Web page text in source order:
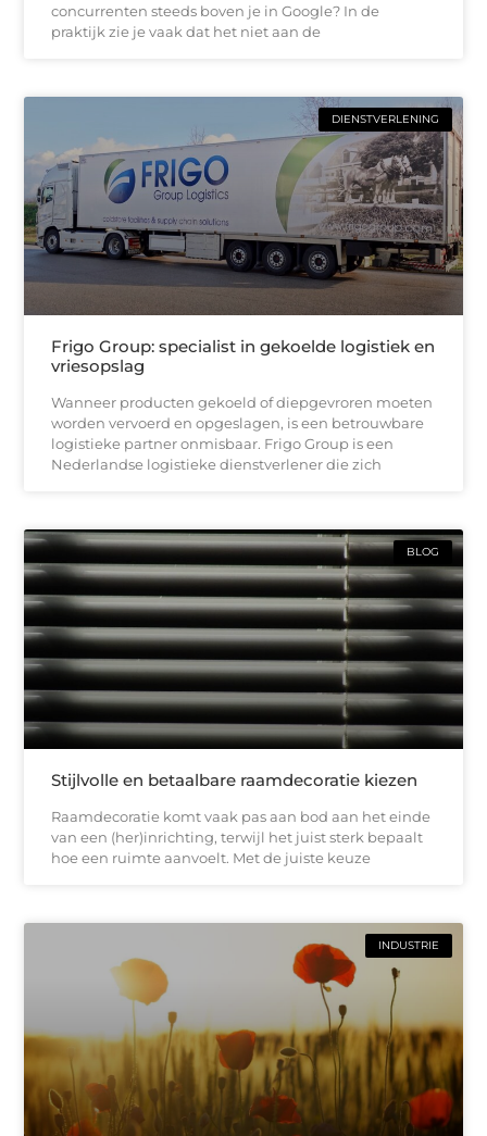
concurrenten steeds boven je in Google? In de
praktijk zie je vaak dat het niet aan de
DIENSTVERLENING
Frigo Group: specialist in gekoelde logistiek en
vriesopslag
Wanneer producten gekoeld of diepgevroren moeten
worden vervoerd en opgeslagen, is een betrouwbare
logistieke partner onmisbaar. Frigo Group is een
Nederlandse logistieke dienstverlener die zich
BLOG
Stijlvolle en betaalbare raamdecoratie kiezen
Raamdecoratie komt vaak pas aan bod aan het einde
van een (her)inrichting, terwijl het juist sterk bepaalt
hoe een ruimte aanvoelt. Met de juiste keuze
INDUSTRIE